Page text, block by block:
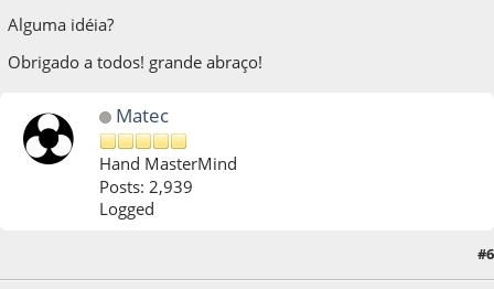
Alguma idéia?
Obrigado a todos! grande abraço!
Matec
Hand MasterMind
Posts: 2,939
Logged
: 08 de January de 2021, as 23:58:31 by#6